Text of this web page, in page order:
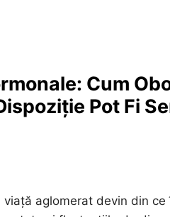
Cum
Pot Fi
aglomerat devin din